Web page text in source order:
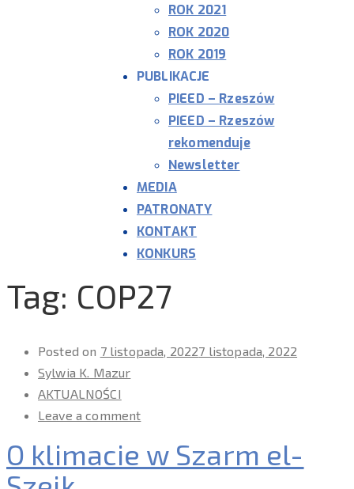
ROK 2021
ROK 2020
ROK 2019
PUBLIKACJE
PIEED – Rzeszów
PIEED – Rzeszów
rekomenduje
Newsletter
MEDIA
PATRONATY
KONTAKT
KONKURS
Tag: COP27
Posted on 7 listopada, 20227 listopada, 2022
Sylwia K. Mazur
AKTUALNOŚCI
Leave a comment
O klimacie w Szarm el-